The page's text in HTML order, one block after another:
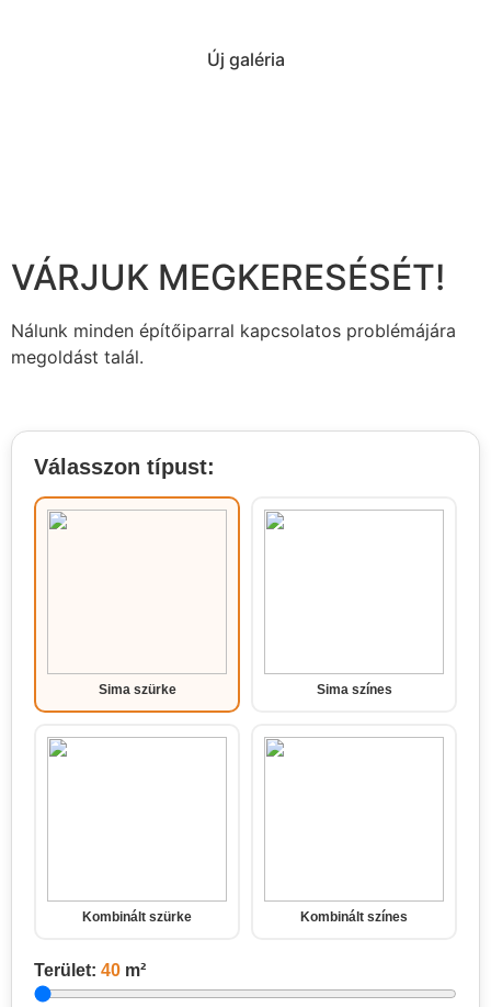
Új galéria
VÁRJUK MEGKERESÉSÉT!
Nálunk minden építőiparral kapcsolatos problémájára
megoldást talál.
Válasszon típust:
Sima szürke Sima színes
Kombinált szürke Kombinált színes
Terület: 40 m²